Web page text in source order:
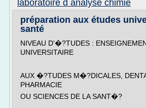
laboratoire d analyse chimie
préparation aux études
santé
NIVEAU D'�?TUDES :
UNIVERSITAIRE
AUX �?TUDES M�?DICALES,
PHARMACIE
OU SCIENCES DE LA SANT�?